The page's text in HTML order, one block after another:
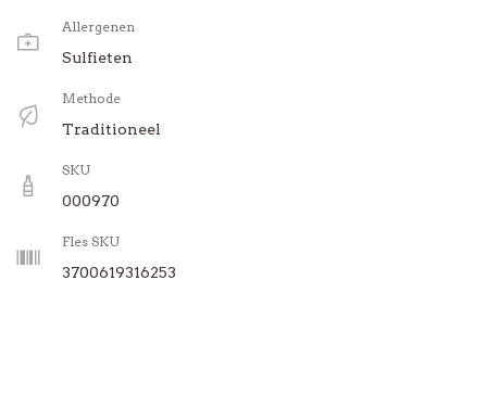
Allergenen
Sulfieten
Methode
Traditioneel
SKU
000970
Fles SKU
3700619316253